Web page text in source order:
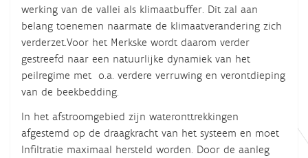
werking van de vallei als klimaatbuffer. Dit zal aan
belang toenemen naarmate de klimaatverandering zich
verderzet.Voor het Merkske wordt daarom verder
gestreefd naar een natuurlijke dynamiek van het
peilregime met o.a. verdere verruwing en verontdieping
van de beekbedding.
In het afstroomgebied zijn wateronttrekkingen
afgestemd op de draagkracht van het systeem en moet
Infiltratie maximaal hersteld worden. Door de aanleg